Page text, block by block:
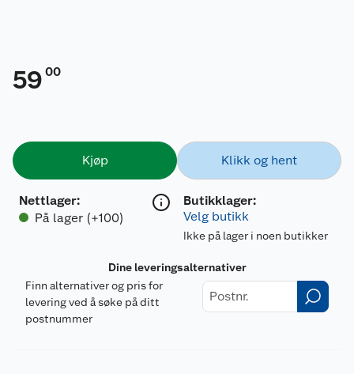
59 00
Kjøp
Nettlager:
På lager (+100)
Klikk og hent
Butikklager:
Velg butikk
Ikke på lager i noen butikker
Dine leveringsalternativer
Finn alternativer og pris for
levering ved å søke på ditt
postnummer